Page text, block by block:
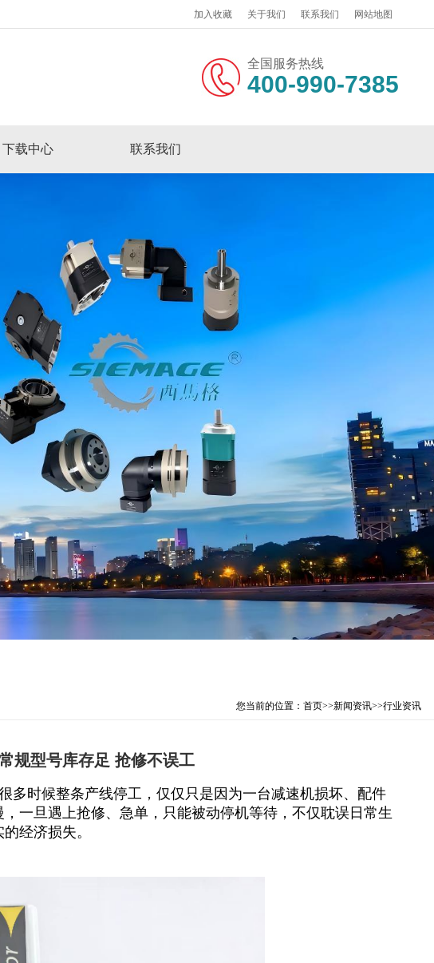
加入收藏 关于我们 联系我们 网站地图
全国服务热线
400-990-7385
下载中心 联系我们
您当前的位置： 首页>>新闻资讯>>行业资讯
规型号库存足 抢修不误工
多时候整条产线停工，仅仅只是因为一台减速机损坏、配件
一旦遇上抢修、急单，只能被动停机等待，不仅耽误日常生
经济损失。